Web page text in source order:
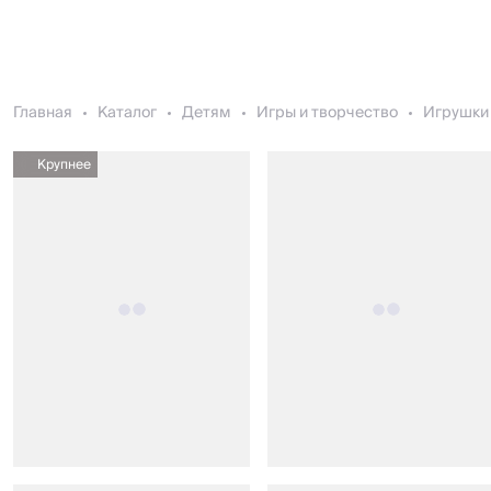
Главная Каталог Детям Игры и творчество
Крупнее